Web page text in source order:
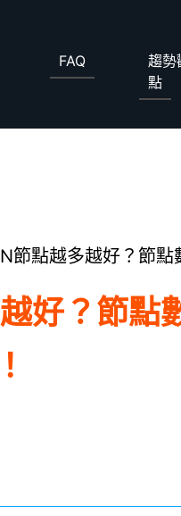
FAQ
趨勢
點
解決方案
中國加速
節點越多越好？節點
好？節點